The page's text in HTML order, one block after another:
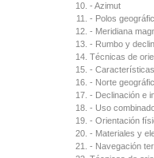
- Azimut
- Polos
- Meridiana
- Rumbo y
Técnicas de
-
- Norte
- Declinación e
- Uso
- Orientación
- Materiales y
- Navegación